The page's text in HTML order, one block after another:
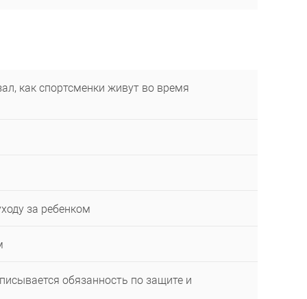
как спортсменки живут во время
за ребенком
обязанность по защите и